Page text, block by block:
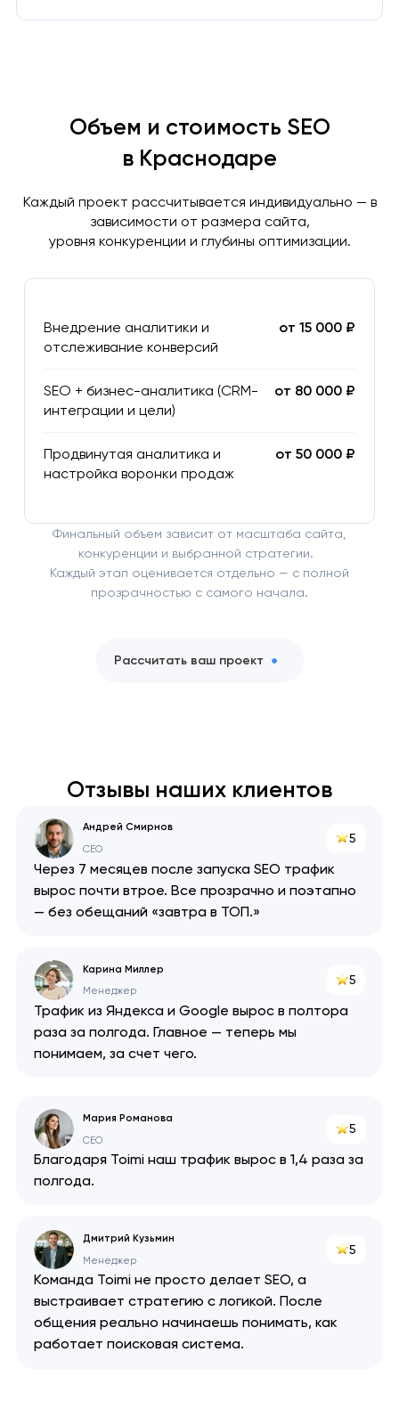
Объем и стоимость SEO
в Краснодаре
Каждый проект рассчитывается индивидуально — в
зависимости от размера сайта,
уровня конкуренции и глубины оптимизации.
Внедрение аналитики и
отслеживание конверсий
от 15 000 ₽
SEO + бизнес-аналитика (CRM-
интеграции и цели)
от 80 000 ₽
Продвинутая аналитика и
настройка воронки продаж
от 50 000 ₽
Финальный объем зависит от масштаба сайта,
конкуренции и выбранной стратегии.
Каждый этап оценивается отдельно — с полной
прозрачностью с самого начала.
Рассчитать ваш проект
Отзывы наших клиентов
Андрей Смирнов
CEO
5
Через 7 месяцев после запуска SEO трафик
вырос почти втрое. Все прозрачно и поэтапно
— без обещаний «завтра в ТОП.»
Карина Миллер
Менеджер
5
Трафик из Яндекса и Google вырос в полтора
раза за полгода. Главное — теперь мы
понимаем, за счет чего.
Мария Романова
CEO
5
Благодаря Toimi наш трафик вырос в 1,4 раза за
полгода.
Дмитрий Кузьмин
Менеджер
5
Команда Toimi не просто делает SEO, а
выстраивает стратегию с логикой. После
общения реально начинаешь понимать, как
работает поисковая система.